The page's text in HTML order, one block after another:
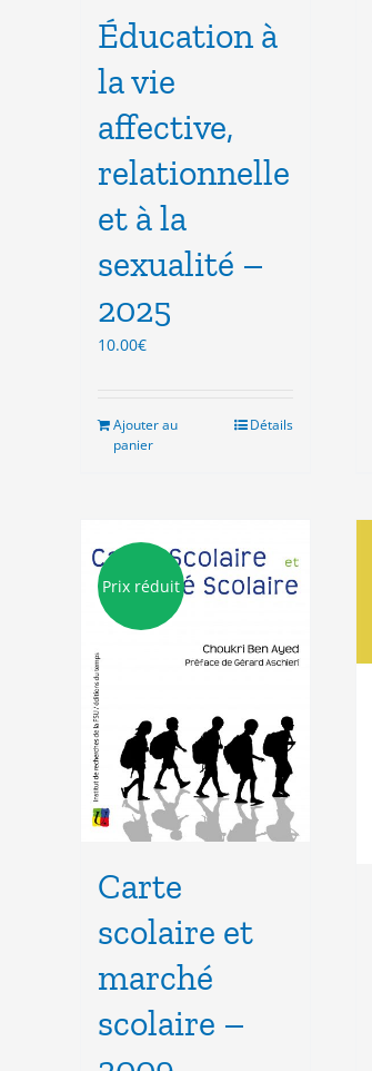
Éducation à
la vie
affective,
relationnelle
et à la
sexualité –
2025
10.00€
Ajouter au
panier
Détails
Prix réduit
Carte
scolaire et
marché
scolaire –